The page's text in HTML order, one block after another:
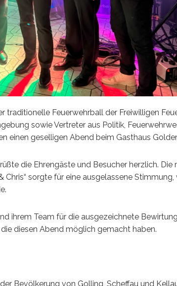
traditionelle Feuerwehrball der Freiwilligen
sowie Vertreter aus Politik,
einen geselligen Abend beim Gasthaus
die Ehrengäste und Besucher herzlich. Die
sorgte für eine ausgelassene
ihrem Team für die ausgezeichnete
diesen Abend möglich gemacht haben.
Bevölkerung von Golling, Scheffau und